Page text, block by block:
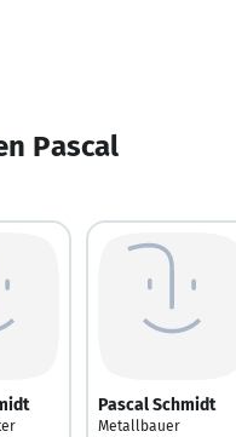
Pascal
Pascal Schmidt
Metallbauer